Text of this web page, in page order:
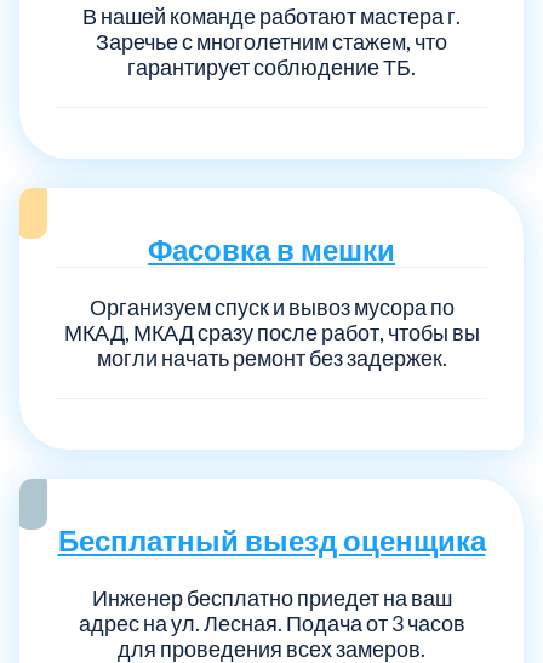
В нашей команде работают мастера г.
Заречье с многолетним стажем, что
гарантирует соблюдение ТБ.
Фасовка в мешки
Организуем спуск и вывоз мусора по
МКАД, МКАД сразу после работ, чтобы вы
могли начать ремонт без задержек.
Бесплатный выезд оценщика
Инженер бесплатно приедет на ваш
адрес на ул. Лесная. Подача от 3 часов
для проведения всех замеров.